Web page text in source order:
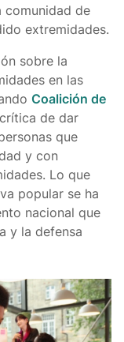
comunidad de
extremidades.
sobre la
en las
Coalición de
de dar
que
y con
Lo que
popular se ha
nacional que
y la defensa